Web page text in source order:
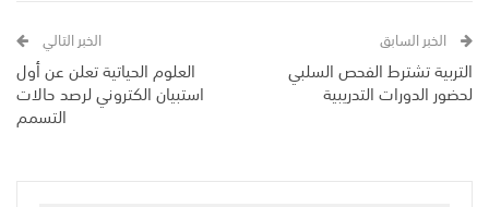
الخبر السابق
التربية تشترط الفحص السلبي
لحضور الدورات التدريبية
الخبر التالي
العلوم الحياتية تعلن عن أول
استبيان الكتروني لرصد حالات
التسمم